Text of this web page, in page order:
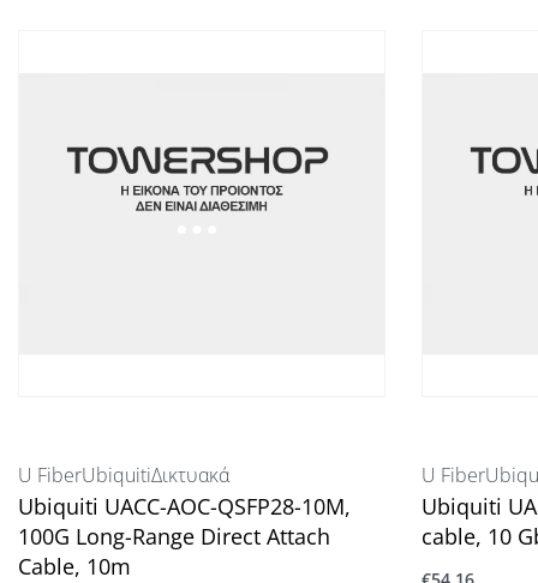
U FiberUbiquitiΔικτυακά
Ubiquiti UACC-AOC-QSFP28-10M,
100G Long-Range Direct Attach
Cable, 10m
U Fiber
Ubiquiti
cable, 10